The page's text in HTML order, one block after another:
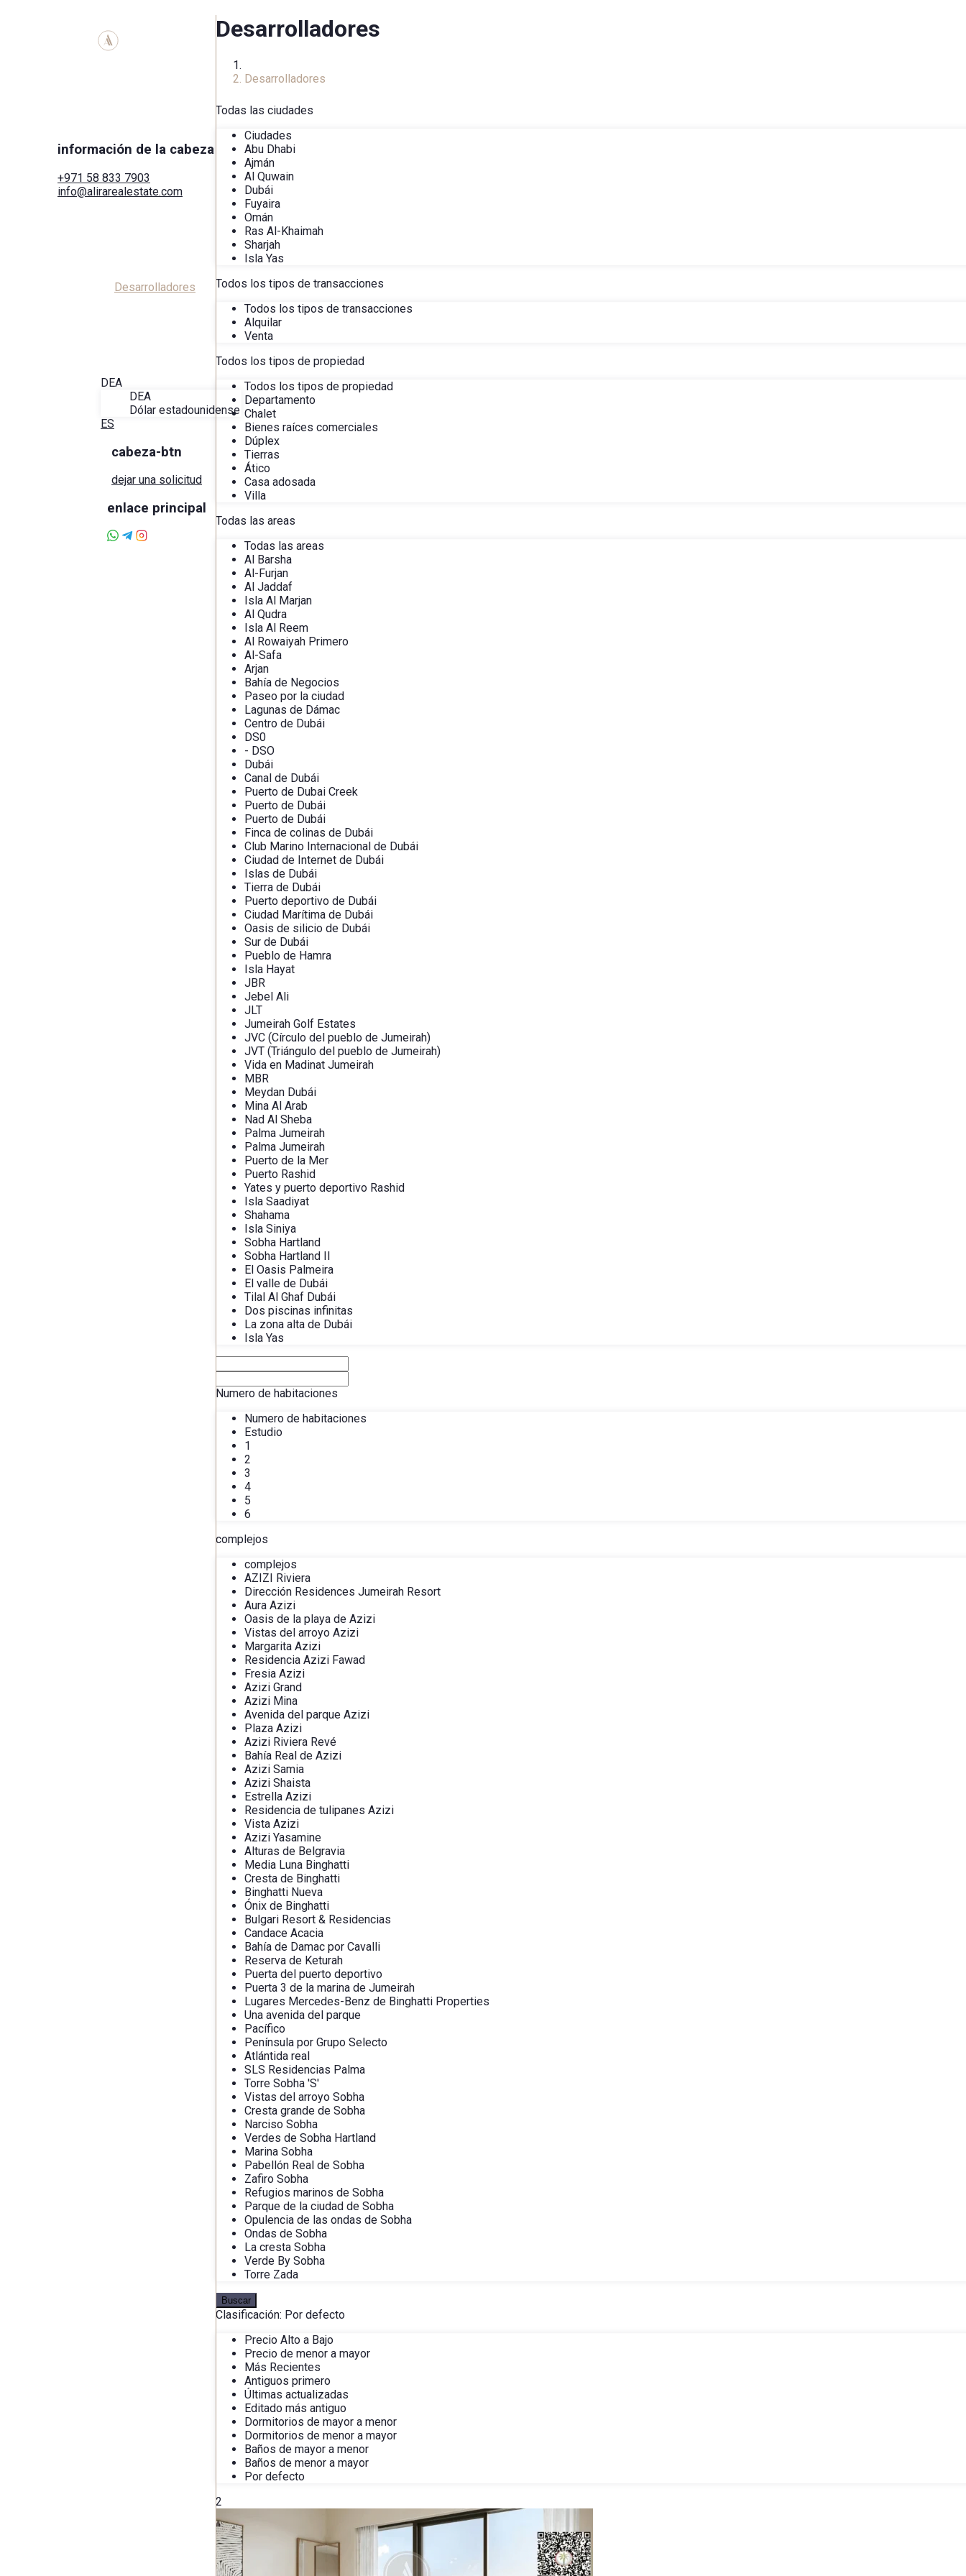
información de la cabeza
+971 58 833 7903
info@alirarealestate.com
Desarrolladores
DEA
DEA
Dólar estadounidense
ES
cabeza-btn
dejar una solicitud
enlace principal
Desarrolladores
Desarrolladores
Todas las ciudades
Ciudades
Abu Dhabi
Ajmán
Al Quwain
Dubái
Fuyaira
Omán
Ras Al-Khaimah
Sharjah
Isla Yas
Todos los tipos de transacciones
Todos los tipos de transacciones
Alquilar
Venta
Todos los tipos de propiedad
Todos los tipos de propiedad
Departamento
Chalet
Bienes raíces comerciales
Dúplex
Tierras
Ático
Casa adosada
Villa
Todas las areas
Todas las areas
Al Barsha
Al-Furjan
Al Jaddaf
Isla Al Marjan
Al Qudra
Isla Al Reem
Al Rowaiyah Primero
Al-Safa
Arjan
Bahía de Negocios
Paseo por la ciudad
Lagunas de Dámac
Centro de Dubái
DS0
- DSO
Dubái
Canal de Dubái
Puerto de Dubai Creek
Puerto de Dubái
Puerto de Dubái
Finca de colinas de Dubái
Club Marino Internacional de Dubái
Ciudad de Internet de Dubái
Islas de Dubái
Tierra de Dubái
Puerto deportivo de Dubái
Ciudad Marítima de Dubái
Oasis de silicio de Dubái
Sur de Dubái
Pueblo de Hamra
Isla Hayat
JBR
Jebel Ali
JLT
Jumeirah Golf Estates
JVC (Círculo del pueblo de Jumeirah)
JVT (Triángulo del pueblo de Jumeirah)
Vida en Madinat Jumeirah
MBR
Meydan Dubái
Mina Al Arab
Nad Al Sheba
Palma Jumeirah
Palma Jumeirah
Puerto de la Mer
Puerto Rashid
Yates y puerto deportivo Rashid
Isla Saadiyat
Shahama
Isla Siniya
Sobha Hartland
Sobha Hartland II
El Oasis Palmeira
El valle de Dubái
Tilal Al Ghaf Dubái
Dos piscinas infinitas
La zona alta de Dubái
Isla Yas
Numero de habitaciones
Numero de habitaciones
Estudio
1
2
3
4
5
6
complejos
complejos
AZIZI Riviera
Dirección Residences Jumeirah Resort
Aura Azizi
Oasis de la playa de Azizi
Vistas del arroyo Azizi
Margarita Azizi
Residencia Azizi Fawad
Fresia Azizi
Azizi Grand
Azizi Mina
Avenida del parque Azizi
Plaza Azizi
Azizi Riviera Revé
Bahía Real de Azizi
Azizi Samia
Azizi Shaista
Estrella Azizi
Residencia de tulipanes Azizi
Vista Azizi
Azizi Yasamine
Alturas de Belgravia
Media Luna Binghatti
Cresta de Binghatti
Binghatti Nueva
Ónix de Binghatti
Bulgari Resort & Residencias
Candace Acacia
Bahía de Damac por Cavalli
Reserva de Keturah
Puerta del puerto deportivo
Puerta 3 de la marina de Jumeirah
Lugares Mercedes-Benz de Binghatti Properties
Una avenida del parque
Pacífico
Península por Grupo Selecto
Atlántida real
SLS Residencias Palma
Torre Sobha 'S'
Vistas del arroyo Sobha
Cresta grande de Sobha
Narciso Sobha
Verdes de Sobha Hartland
Marina Sobha
Pabellón Real de Sobha
Zafiro Sobha
Refugios marinos de Sobha
Parque de la ciudad de Sobha
Opulencia de las ondas de Sobha
Ondas de Sobha
La cresta Sobha
Verde By Sobha
Torre Zada
Buscar
Clasificación: Por defecto
Precio Alto a Bajo
Precio de menor a mayor
Más Recientes
Antiguos primero
Últimas actualizadas
Editado más antiguo
Dormitorios de mayor a menor
Dormitorios de menor a mayor
Baños de mayor a menor
Baños de menor a mayor
Por defecto
2